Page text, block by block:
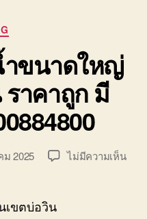
ขนาดใหญ่
าคาถูก มี
ม 2025 ไม่มีความเห็นบน
เขตบ่อวิน